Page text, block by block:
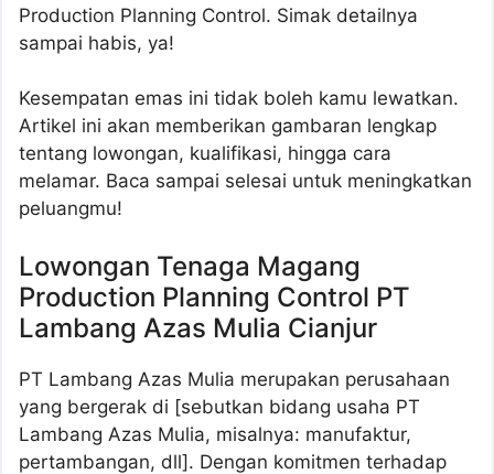
Production Planning Control. Simak detailnya
sampai habis, ya!
Kesempatan emas ini tidak boleh kamu lewatkan.
Artikel ini akan memberikan gambaran lengkap
tentang lowongan, kualifikasi, hingga cara
melamar. Baca sampai selesai untuk meningkatkan
peluangmu!
Lowongan Tenaga Magang
Production Planning Control PT
Lambang Azas Mulia Cianjur
PT Lambang Azas Mulia merupakan perusahaan
yang bergerak di [sebutkan bidang usaha PT
Lambang Azas Mulia, misalnya: manufaktur,
pertambangan, dll]. Dengan komitmen terhadap